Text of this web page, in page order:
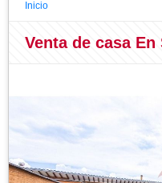
Inicio
Venta de casa